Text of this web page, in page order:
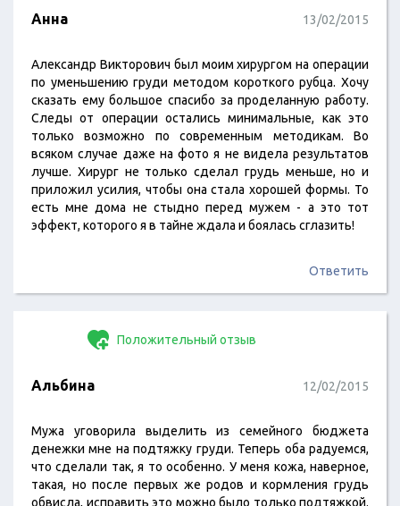
Анна 13/02/2015
Александр Викторович был моим хирургом на операции
по уменьшению груди методом короткого рубца. Хочу
сказать ему большое спасибо за проделанную работу.
Следы от операции остались минимальные, как это
только возможно по современным методикам. Во
всяком случае даже на фото я не видела результатов
лучше. Хирург не только сделал грудь меньше, но и
приложил усилия, чтобы она стала хорошей формы. То
есть мне дома не стыдно перед мужем - а это тот
эффект, которого я в тайне ждала и боялась сглазить!
Ответить
Положительный отзыв
Альбина 12/02/2015
Мужа уговорила выделить из семейного бюджета
денежки мне на подтяжку груди. Теперь оба радуемся,
что сделали так, я то особенно. У меня кожа, наверное,
такая, но после первых же родов и кормления грудь
обвисла, исправить это можно было только подтяжкой.